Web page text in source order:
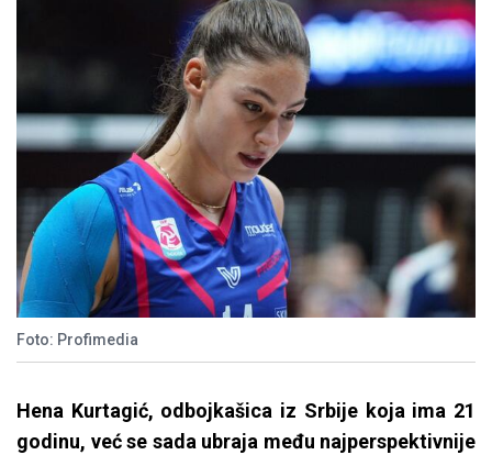
Foto: Profimedia
Hena Kurtagić, odbojkašica iz Srbije koja ima 21
godinu, već se sada ubraja među najperspektivnije